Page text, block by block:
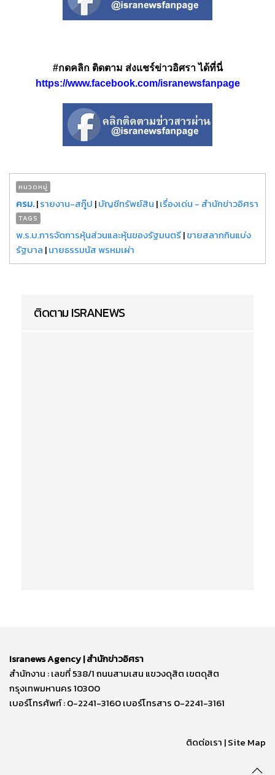
#กดคลิก ติดตาม ส่งแชร์ข่าวอิศรา ได้ที่นี่
https://www.facebook.com/isranewsfanpage
หมวดหมู่
ครม.|รายงาน-สกู๊ป |บัญชีทรัพย์สิน |เรื่องเด่น - สำนักข่าวอิศรา
TAGS
พ.ร.บ.การจัดการหุ้นส่วนและหุ้นของรัฐมนตรี|ขายสลากกินแบ่ง
รัฐบาล |นายธรรมนัส พรหมเผ่า
ติดตาม ISRANEWS
Isranews Agency | สำนักข่าวอิศรา
สำนักงาน : เลขที่ 538/1 ถนนสามเสน แขวงดุสิต เขตดุสิต
กรุงเทพมหานคร 10300
เบอร์โทรศัพท์ : 0-2241-3160 เบอร์โทรสาร 0-2241-3161
ติดต่อเรา | Site Map